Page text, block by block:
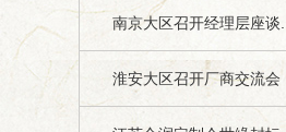
南京大区召开经理层座谈...
淮安大区召开厂商交流会